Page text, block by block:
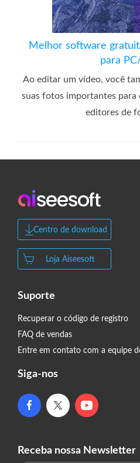
Melhor software
para
Ao editar um vídeo, você
suas fotos importantes para
editores de
Centro de download
Loja Aiseesoft
Suporte
Recuperar o código de registro
FAQ de vendas
Entre em contato com a equipe
Siga-nos
Receba nossa Newsletter